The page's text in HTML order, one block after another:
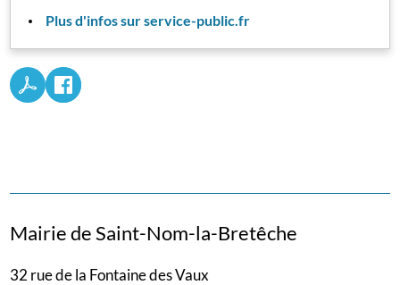
Plus d'infos sur service-public.fr
Mairie de Saint-Nom-la-Bretêche
32 rue de la Fontaine des Vaux